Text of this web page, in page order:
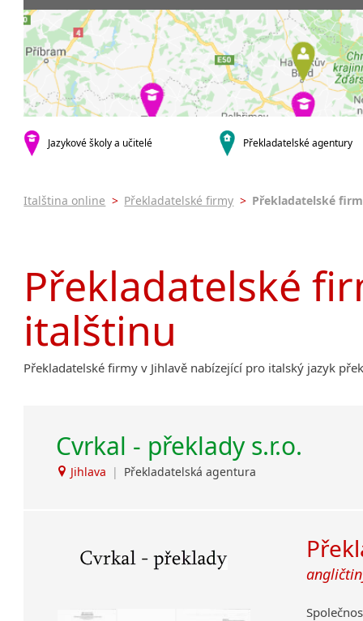
Praha 4
Praha 5
krajská města
Brno
Ostrava
Zlín
malá města podle abecedy
Brandýs nad Labem-Stará
Dačice
Příbram
Roudnice nad Labem
Jazykové školy a učitelé Překladatelské agentury
Italština online > Překladatelské firmy > Překladatelské
Překladatelské
italštinu
Překladatelské firmy v Jihlavě nabízející pro italský jazyk
Cvrkal - překlady s.r.o.
Jihlava | Překladatelská agentura